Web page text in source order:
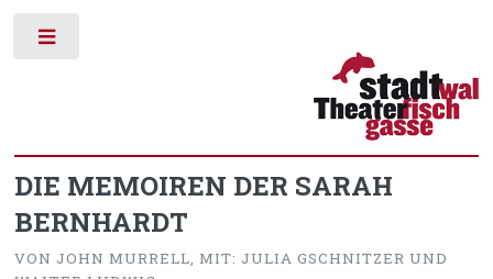
DIE MEMOIREN DER SARAH
BERNHARDT
VON JOHN MURRELL, MIT: JULIA GSCHNITZER UND